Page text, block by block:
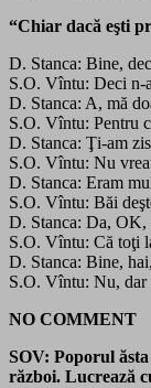
“Chiar dacă eşti
D. Stanca: Bine,
S.O. Vîntu: Deci n-
D. Stanca: A, mă
S.O. Vîntu: Pentru
D. Stanca: Ţi-am
S.O. Vîntu: Nu
D. Stanca: Eram
S.O. Vîntu: Băi
D. Stanca: Da, OK,
S.O. Vîntu: Că toţi
D. Stanca: Bine,
S.O. Vîntu: Nu, dar
NO COMMENT
SOV: Poporul
război. Lucrează